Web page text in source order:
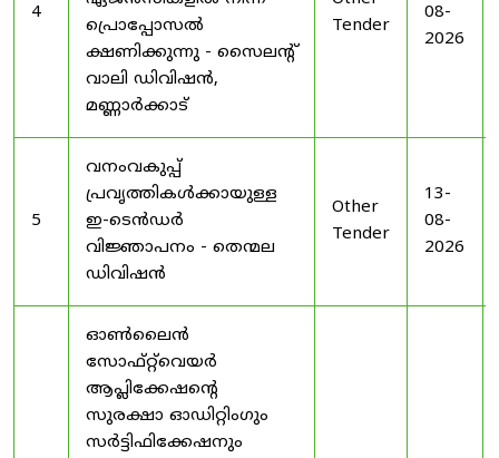
4
പ്രൊപ്പോസൽ
ക്ഷണിക്കുന്നു - സൈലന്റ്
വാലി ഡിവിഷൻ,
മണ്ണാർക്കാട്
Tender
08-
2026
5
വനംവകുപ്പ്
പ്രവൃത്തികൾക്കായുള്ള
ഇ-ടെൻഡർ
വിജ്ഞാപനം - തെന്മല
ഡിവിഷൻ
Other
Tender
13-
08-
2026
ഓൺലൈൻ
സോഫ്റ്റ്‌വെയർ
ആപ്ലിക്കേഷന്റെ
സുരക്ഷാ ഓഡിറ്റിംഗും
സർട്ടിഫിക്കേഷനും